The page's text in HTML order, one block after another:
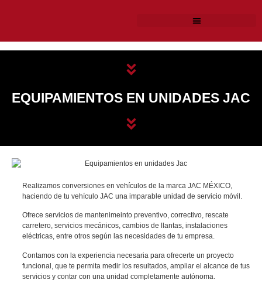
EQUIPAMIENTOS EN UNIDADES JAC
Realizamos conversiones en vehículos de la marca JAC MÉXICO,
haciendo de tu vehículo JAC una imparable unidad de servicio móvil.
Ofrece servicios de mantenimeinto preventivo, correctivo, rescate
carretero, servicios mecánicos, cambios de llantas, instalaciones
eléctricas, entre otros según las necesidades de tu empresa.
Contamos con la experiencia necesaria para ofrecerte un proyecto
funcional, que te permita medir los resultados, ampliar el alcance de tus
servicios y contar con una unidad completamente autónoma.